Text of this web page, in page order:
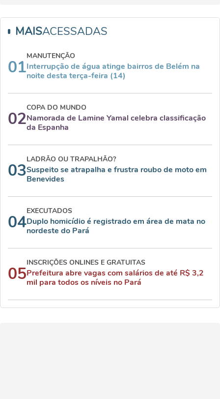
MAISACESSADAS
01
MANUTENÇÃO
Interrupção de água atinge bairros de Belém na
noite desta terça-feira (14)
02
COPA DO MUNDO
Namorada de Lamine Yamal celebra classificação
da Espanha
03
LADRÃO OU TRAPALHÃO?
Suspeito se atrapalha e frustra roubo de moto em
Benevides
04
EXECUTADOS
Duplo homicídio é registrado em área de mata no
nordeste do Pará
05
INSCRIÇÕES ONLINES E GRATUITAS
Prefeitura abre vagas com salários de até R$ 3,2
mil para todos os níveis no Pará